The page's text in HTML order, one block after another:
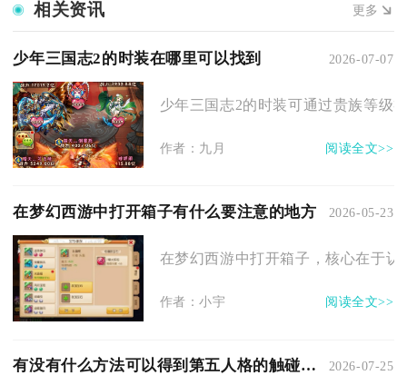
相关资讯 更多
少年三国志2的时装在哪里可以找到 2026-07-07
少年三国志2的时装可通过贵族等级
作者：九月 阅读全文>>
在梦幻西游中打开箱子有什么要注意的地方 2026-05-23
在梦幻西游中打开箱子，核心在于
作者：小宇 阅读全文>>
有没有什么方法可以得到第五人格的触碰随从 2026-07-25